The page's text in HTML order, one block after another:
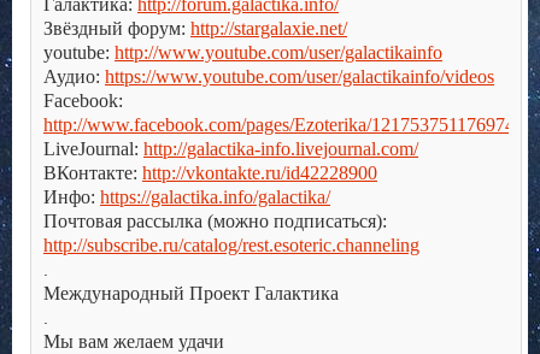
Галактика: http://forum.galactika.info/
Звёздный форум: http://stargalaxie.net/
youtube: http://www.youtube.com/user/galactikainfo
Аудио: https://www.youtube.com/user/galactikainfo/videos
Facebook:
http://www.facebook.com/pages/Ezoterika/121753751176974
LiveJournal: http://galactika-info.livejournal.com/
ВКонтакте: http://vkontakte.ru/id42228900
Инфо: https://galactika.info/galactika/
Почтовая рассылка (можно подписаться):
http://subscribe.ru/catalog/rest.esoteric.channeling
Международный Проект Галактика
Мы вам желаем удачи